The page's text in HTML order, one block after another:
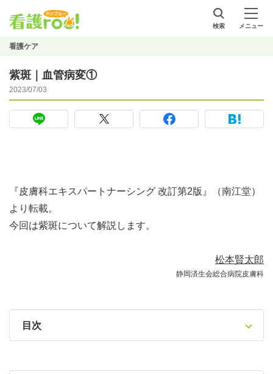
検索 メニュー
看護ケア
紫斑｜血管病変①
2023/07/03
『皮膚科エキスパートナーシング 改訂第2版』（南江堂）
より転載。
今回は紫斑について解説します。
松本賢太郎
静岡済生会総合病院皮膚科
目次